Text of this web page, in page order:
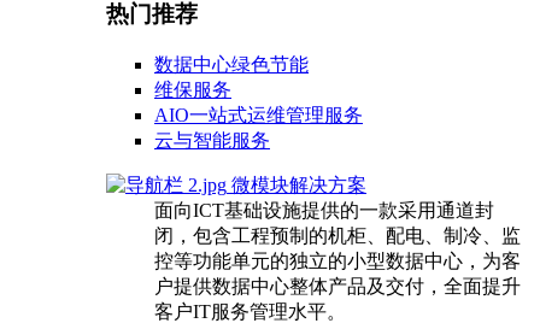
热门推荐
数据中心绿色节能
维保服务
AIO一站式运维管理服务
云与智能服务
微模块解决方案
面向ICT基础设施提供的一款采用通道封
闭，包含工程预制的机柜、配电、制冷、监
控等功能单元的独立的小型数据中心，为客
户提供数据中心整体产品及交付，全面提升
客户IT服务管理水平。